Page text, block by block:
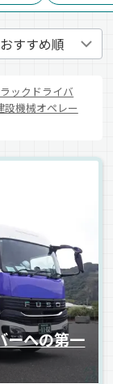
ックドライバ
設機械オペレー
ーへの第一